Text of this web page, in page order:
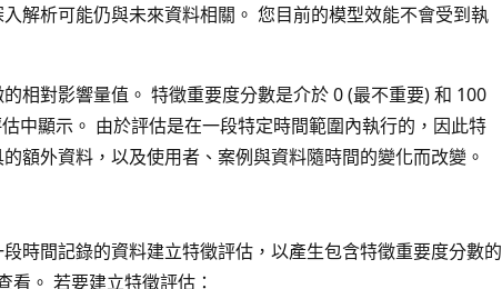
解析可能仍與未來資料相關。 您目前的模型效能不會受到執
相對影響量值。 特徵重要度分數是介於 0 (最不重要) 和 100
中顯示。 由於評估是在一段特定時間範圍內執行的，因此特
額外資料，以及使用者、案例與資料隨時間的變化而改變。
時間記錄的資料建立特徵評估，以產生包含特徵重要度分數的
。 若要建立特徵評估：